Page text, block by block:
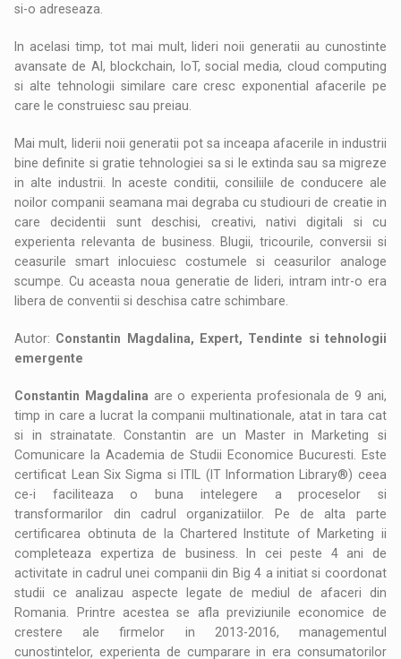
si-o adreseaza.
In acelasi timp, tot mai mult, lideri noii generatii au cunostinte
avansate de AI, blockchain, IoT, social media, cloud computing
si alte tehnologii similare care cresc exponential afacerile pe
care le construiesc sau preiau.
Mai mult, liderii noii generatii pot sa inceapa afacerile in industrii
bine definite si gratie tehnologiei sa si le extinda sau sa migreze
in alte industrii. In aceste conditii, consiliile de conducere ale
noilor companii seamana mai degraba cu studiouri de creatie in
care decidentii sunt deschisi, creativi, nativi digitali si cu
experienta relevanta de business. Blugii, tricourile, conversii si
ceasurile smart inlocuiesc costumele si ceasurilor analoge
scumpe. Cu aceasta noua generatie de lideri, intram intr-o era
libera de conventii si deschisa catre schimbare.
Autor: Constantin Magdalina, Expert, Tendinte si tehnologii
emergente
Constantin Magdalina are o experienta profesionala de 9 ani,
timp in care a lucrat la companii multinationale, atat in tara cat
si in strainatate. Constantin are un Master in Marketing si
Comunicare la Academia de Studii Economice Bucuresti. Este
certificat Lean Six Sigma si ITIL (IT Information Library®) ceea
ce-i faciliteaza o buna intelegere a proceselor si
transformarilor din cadrul organizatiilor. Pe de alta parte
certificarea obtinuta de la Chartered Institute of Marketing ii
completeaza expertiza de business. In cei peste 4 ani de
activitate in cadrul unei companii din Big 4 a initiat si coordonat
studii ce analizau aspecte legate de mediul de afaceri din
Romania. Printre acestea se afla previziunile economice de
crestere ale firmelor in 2013-2016, managementul
cunostintelor, experienta de cumparare in era consumatorilor